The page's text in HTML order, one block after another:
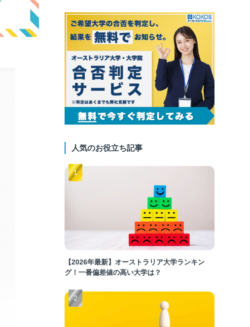
人気のお役立ち記事
【2026年最新】オーストラリア大学ランキン
グ！一番偏差値の高い大学は？